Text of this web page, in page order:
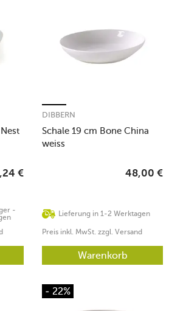
-
€
Schale 19 cm Bone China
weiss
DIBBERN
Lieferung in 1-2 Werktagen
48,00 €
Preis inkl. MwSt. zzgl. Versand
Warenkorb
- 22%